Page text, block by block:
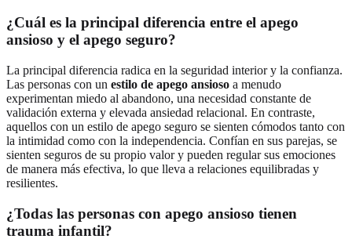
¿Cuál es la principal diferencia entre el apego
ansioso y el apego seguro?
La principal diferencia radica en la seguridad interior y la confianza.
Las personas con un estilo de apego ansioso a menudo
experimentan miedo al abandono, una necesidad constante de
validación externa y elevada ansiedad relacional. En contraste,
aquellos con un estilo de apego seguro se sienten cómodos tanto con
la intimidad como con la independencia. Confían en sus parejas, se
sienten seguros de su propio valor y pueden regular sus emociones
de manera más efectiva, lo que lleva a relaciones equilibradas y
resilientes.
¿Todas las personas con apego ansioso tienen
trauma infantil?